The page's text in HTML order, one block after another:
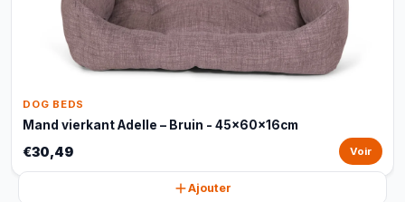
DOG BEDS
Mand vierkant Adelle – Bruin - 45x60x16cm
€30,49 Voir
Ajouter